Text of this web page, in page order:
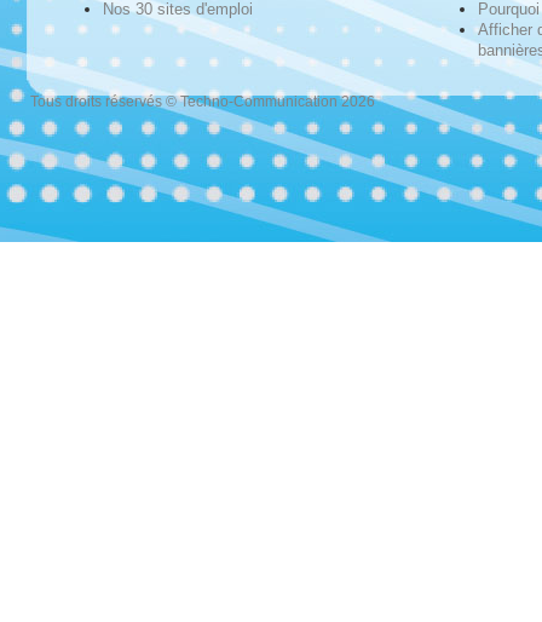
Nos 30 sites d'emploi
Afficher
Tous droits réservés © Techno-Communication 2026